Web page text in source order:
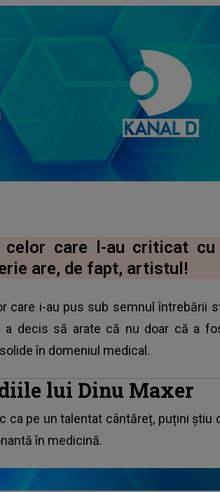
celor care l-au criticat
are, de fapt, artistul!
care i-au pus sub semnul întrebării
a decis să arate că nu doar că a
în domeniul medical.
lui Dinu Maxer
ca pe un talentat cântăreț, puțini știu
în medicină.